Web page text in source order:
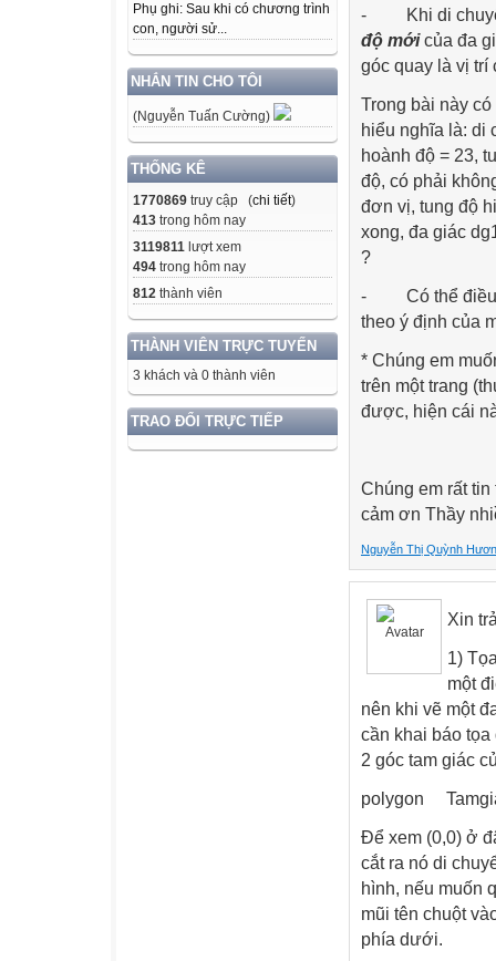
Phụ ghi: Sau khi có chương trình
con, người sử...
NHẮN TIN CHO TÔI
(Nguyễn Tuấn Cường)
THỐNG KÊ
1770869 truy cập (chi tiết)
413 trong hôm nay
3119811 lượt xem
494 trong hôm nay
812 thành viên
THÀNH VIÊN TRỰC TUYẾN
3 khách và 0 thành viên
TRAO ĐỔI TRỰC TIẾP
-
Khi di
độ mớicủa đa
góc quay là vị trí
Trong bài này
hiểu nghĩa là: di
hoành độ = 23,
độ, có phải
đơn vị, tung độ
xong, đa giác
?
-
Có thể
theo ý định của
* Chúng em
trên một trang
được, hiện cái
Chúng em rất
cảm ơn Thầy
Nguyễn Thị Quỳnh
Xin
1)
một
nên khi vẽ một
cần khai báo
2 góc tam giác
polygon
Để xem (0,0) ở
cắt ra nó di
hình, nếu muốn
mũi tên chuột
phía dưới.